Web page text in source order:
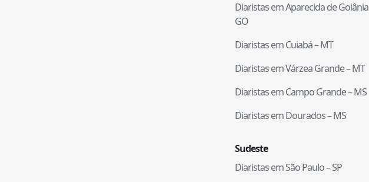
Diaristas emAparecida de Goiânia
GO
Diaristas emCuiabá–MT
Diaristas emVárzea Grande–MT
Diaristas emCampo Grande–MS
Diaristas emDourados–MS
Sudeste
Diaristas emSão Paulo–SP